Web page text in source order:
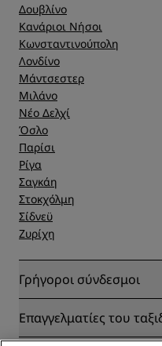
Δουβλίνο
Κανάριοι Νήσοι
Κωνσταντινούπολη
Λονδίνο
Μάντσεστερ
Μιλάνο
Νέο Δελχί
Όσλο
Παρίσι
Ρίγα
Σαγκάη
Στοκχόλμη
Σίδνεϋ
Ζυρίχη
Γρήγοροι σύνδεσμοι
Radisson Rewards
Επαγγελματίες του